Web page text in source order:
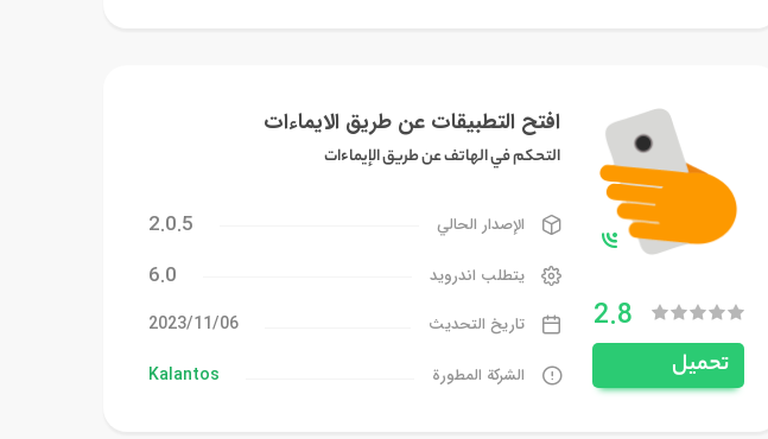
2.8
تحميل
افتح التطبيقات عن طريق الايماءات
التحكم في الهاتف عن طريق الإيماءات
الإصدار الحالي 2.0.5
يتطلب اندرويد 6.0
تاريخ التحديث 06‏/11‏/2023
الشركة المطورة Kalantos